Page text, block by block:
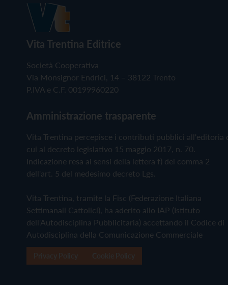
Vita Trentina Editrice
Società Cooperativa
Via Monsignor Endrici, 14 – 38122 Trento
P.IVA e C.F. 00199960220
Amministrazione trasparente
Vita Trentina percepisce i contributi pubblici all'editoria
cui al decreto legislativo 15 maggio 2017, n. 70.
Indicazione resa ai sensi della lettera f) del comma 2
dell'art. 5 del medesimo decreto Lgs.
Vita Trentina, tramite la Fisc (Federazione Italiana
Settimanali Cattolici), ha aderito allo IAP (Istituto
dell'Autodisciplina Pubblicitaria) accettando il Codice di
Autodisciplina della Comunicazione Commerciale